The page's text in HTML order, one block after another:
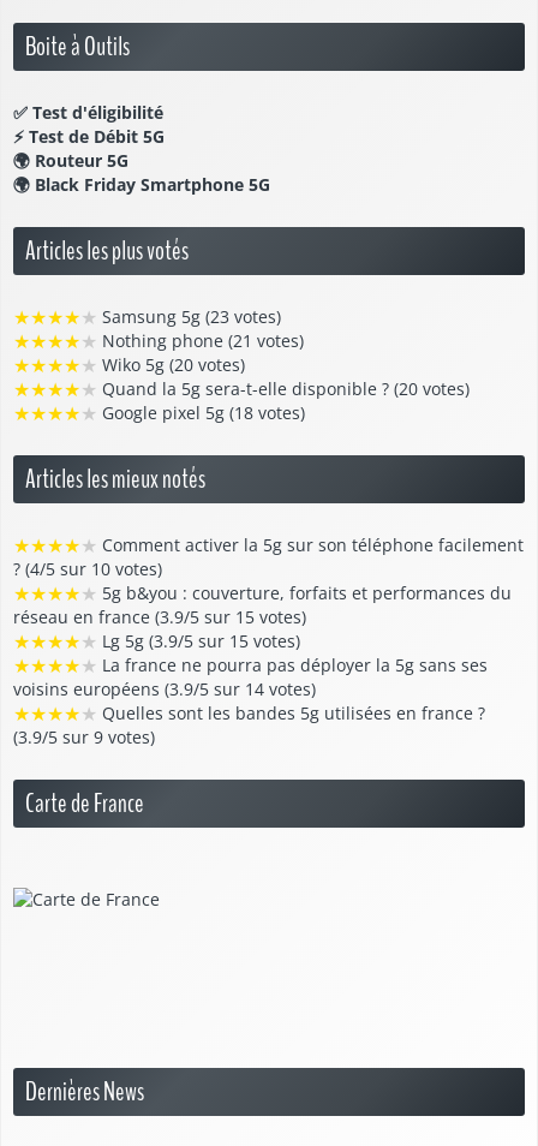
Boite à Outils
✅ Test d'éligibilité
⚡ Test de Débit 5G
🌍 Routeur 5G
🌍 Black Friday Smartphone 5G
Articles les plus votés
★★★★★ Samsung 5g (23 votes)
★★★★★ Nothing phone (21 votes)
★★★★★ Wiko 5g (20 votes)
★★★★★ Quand la 5g sera-t-elle disponible ? (20 votes)
★★★★★ Google pixel 5g (18 votes)
Articles les mieux notés
★★★★★ Comment activer la 5g sur son téléphone facilement
? (4/5 sur 10 votes)
★★★★★ 5g b&you : couverture, forfaits et performances du
réseau en france (3.9/5 sur 15 votes)
★★★★★ Lg 5g (3.9/5 sur 15 votes)
★★★★★ La france ne pourra pas déployer la 5g sans ses
voisins européens (3.9/5 sur 14 votes)
★★★★★ Quelles sont les bandes 5g utilisées en france ?
(3.9/5 sur 9 votes)
Carte de France
Dernières News